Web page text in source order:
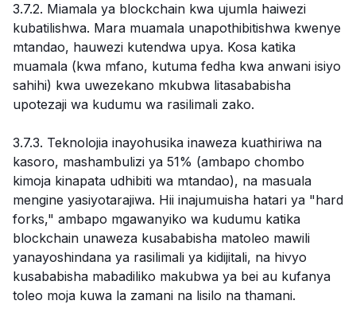
3.7.2. Miamala ya blockchain kwa ujumla haiwezi
kubatilishwa. Mara muamala unapothibitishwa kwenye
mtandao, hauwezi kutendwa upya. Kosa katika
muamala (kwa mfano, kutuma fedha kwa anwani isiyo
sahihi) kwa uwezekano mkubwa litasababisha
upotezaji wa kudumu wa rasilimali zako.
3.7.3. Teknolojia inayohusika inaweza kuathiriwa na
kasoro, mashambulizi ya 51% (ambapo chombo
kimoja kinapata udhibiti wa mtandao), na masuala
mengine yasiyotarajiwa. Hii inajumuisha hatari ya "hard
forks," ambapo mgawanyiko wa kudumu katika
blockchain unaweza kusababisha matoleo mawili
yanayoshindana ya rasilimali ya kidijitali, na hivyo
kusababisha mabadiliko makubwa ya bei au kufanya
toleo moja kuwa la zamani na lisilo na thamani.